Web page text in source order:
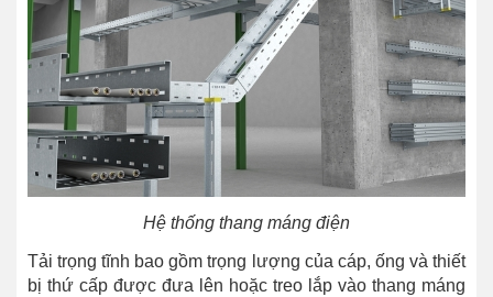
Hệ thống thang máng điện
Tải trọng tĩnh bao gồm trọng lượng của cáp, ống và thiết
bị thứ cấp được đưa lên hoặc treo lắp vào thang máng